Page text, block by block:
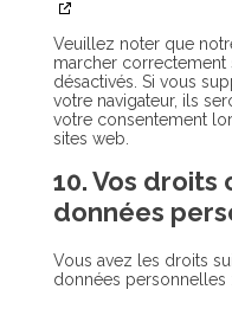
Veuillez noter que
marcher
désactivés. Si vous
votre navigateur, ils
votre consentement
sites web.
10. Vos
données
Vous avez les droits
données personnelles :